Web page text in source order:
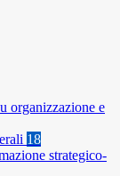
organizzazione e
18
strategico-